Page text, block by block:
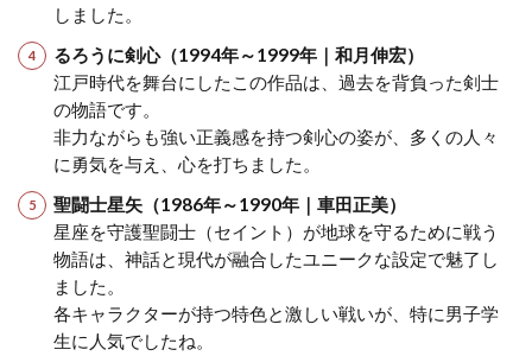
しました。
るろうに剣心（1994年～1999年｜和月伸宏）
江戸時代を舞台にしたこの作品は、過去を背負った剣士
の物語です。
非力ながらも強い正義感を持つ剣心の姿が、多くの人々
に勇気を与え、心を打ちました。
聖闘士星矢（1986年～1990年｜車田正美）
星座を守護聖闘士（セイント）が地球を守るために戦う
物語は、神話と現代が融合したユニークな設定で魅了し
ました。
各キャラクターが持つ特色と激しい戦いが、特に男子学
生に人気でしたね。